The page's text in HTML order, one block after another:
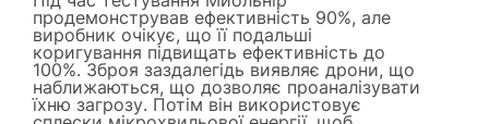
продемонстрував ефективність 90%, але
виробник очікує, що її подальші
коригування підвищать ефективність до
100%. Зброя заздалегідь виявляє дрони, що
наближаються, що дозволяє проаналізувати
їхню загрозу. Потім він використовує